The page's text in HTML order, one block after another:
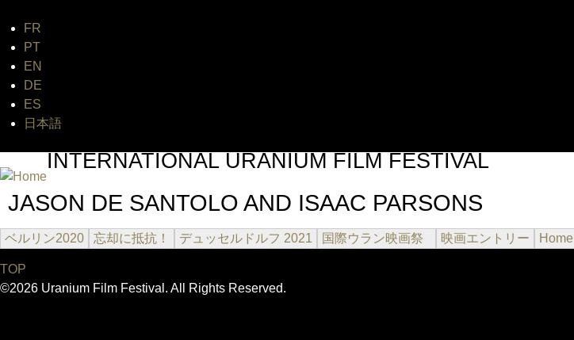
FR
PT
EN
DE
ES
日本語
INTERNATIONAL URANIUM FILM FESTIVAL
JASON DE SANTOLO AND ISAAC PARSONS
ベルリン2020 忘却に抵抗！ デュッセルドルフ 2021 国際ウラン映画祭 映画エントリー Home
TOP
©2026 Uranium Film Festival. All Rights Reserved.